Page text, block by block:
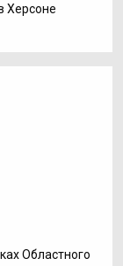
Херсоне
Областного